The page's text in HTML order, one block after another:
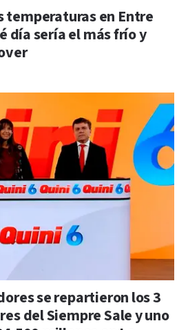
temperaturas en Entre
día sería el más frío y
se repartieron los 3
del Siempre Sale y uno